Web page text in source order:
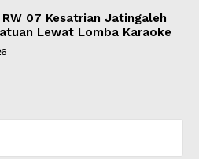
07 Kesatrian Jatingaleh
Lewat Lomba Karaoke